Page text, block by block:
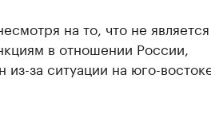
на то, что не является
в отношении России,
за ситуации на юго-